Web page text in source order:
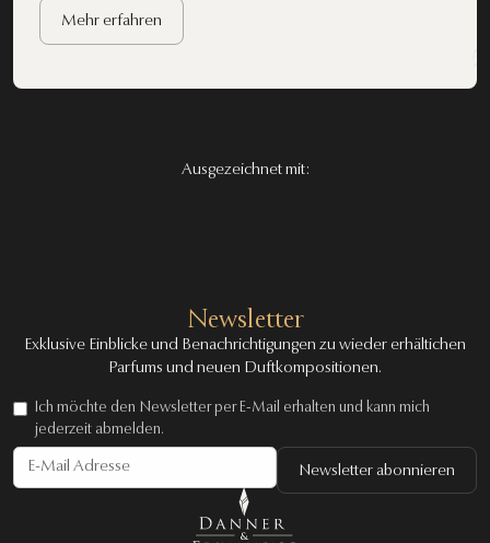
Mehr erfahren
Ausgezeichnet mit:
Newsletter
Exklusive Einblicke und Benachrichtigungen zu wieder erhältichen
Parfums und neuen Duftkompositionen.
Ich möchte den Newsletter per E-Mail erhalten und kann mich
jederzeit abmelden.